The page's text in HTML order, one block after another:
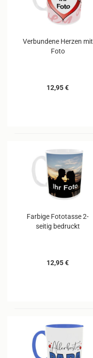
Verbundene Herzen mit
Foto
12,95 €
Farbige Fototasse 2-
seitig bedruckt
12,95 €